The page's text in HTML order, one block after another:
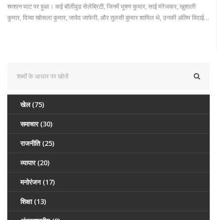
श्मशान घाट पर हुआ। कई बॉलीवुड सेलेब्रिटी, जिनमें भूषण कुमार, साई मंरेजकर, खुशाली
कुमार, दिव्या खोसला कुमार, जावेद जाफेरी, और तुलसी कुमार शामिल थे, उनकी अंतिम विदाई
खेल (75)
समाचार (30)
राजनीति (25)
व्यापार (20)
मनोरंजन (17)
शिक्षा (13)